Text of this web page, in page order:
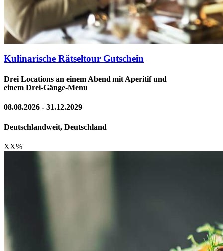
Kulinarische Rätseltour Gutschein
Drei Locations an einem Abend mit Aperitif und
einem Drei-Gänge-Menu
08.08.2026 - 31.12.2029
Deutschlandweit, Deutschland
XX%